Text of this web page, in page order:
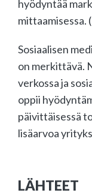
hyödyntää
mittaamisessa.
Sosiaalisen
on merkittävä.
verkossa ja
oppii
päivittäisessä
lisäarvoa
LÄHTEET